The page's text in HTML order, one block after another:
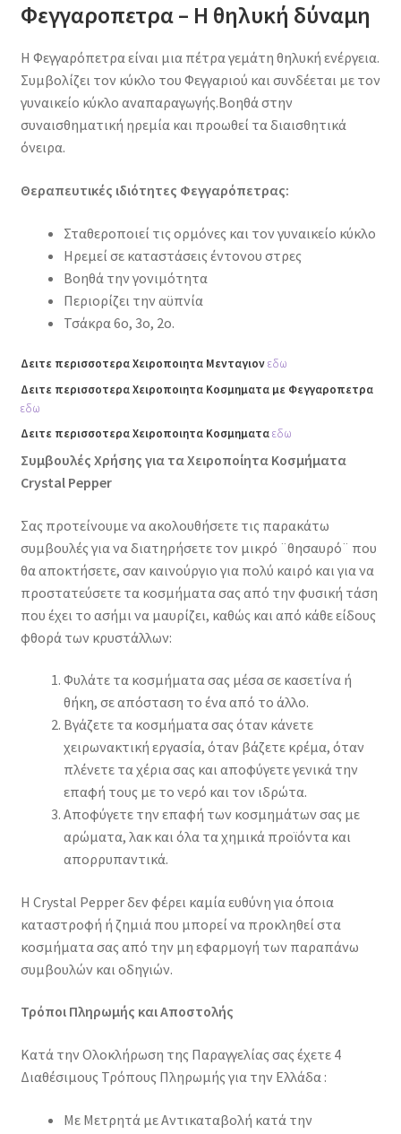
Φεγγαροπετρα– Η θηλυκή δύναμη
Η Φεγγαρόπετρα είναι μια πέτρα γεμάτη θηλυκή ενέργεια.
Συμβολίζει τον κύκλο του Φεγγαριού και συνδέεται με τον
γυναικείο κύκλο αναπαραγωγής.Βοηθά στην
συναισθηματική ηρεμία και προωθεί τα διαισθητικά
όνειρα.
Θεραπευτικές ιδιότητες Φεγγαρόπετρας:
Σταθεροποιεί τις ορμόνες και τον γυναικείο κύκλο
Ηρεμεί σε καταστάσεις έντονου στρες
Βοηθά την γονιμότητα
Περιορίζει την αϋπνία
Τσάκρα 6ο, 3ο, 2ο.
Δειτε περισσοτερα Χειροποιητα Μενταγιονεδω
Δειτε περισσοτερα Χειροποιητα Κοσμηματα με Φεγγαροπετρα
εδω
Δειτε περισσοτερα Χειροποιητα Κοσμηματαεδω
Συμβουλές Χρήσης για τα Χειροποίητα Κοσμήματα
Crystal Pepper
Σας προτείνουμε να ακολουθήσετε τις παρακάτω
συμβουλές για να διατηρήσετε τον μικρό ¨θησαυρό¨ που
θα αποκτήσετε, σαν καινούργιο για πολύ καιρό και για να
προστατεύσετε τα κοσμήματα σας από την φυσική τάση
που έχει το ασήμι να μαυρίζει, καθώς και από κάθε είδους
φθορά των κρυστάλλων:
Φυλάτε τα κοσμήματα σας μέσα σε κασετίνα ή
θήκη, σε απόσταση το ένα από το άλλο.
Βγάζετε τα κοσμήματα σας όταν κάνετε
χειρωνακτική εργασία, όταν βάζετε κρέμα, όταν
πλένετε τα χέρια σας και αποφύγετε γενικά την
επαφή τους με το νερό και τον ιδρώτα.
Αποφύγετε την επαφή των κοσμημάτων σας με
αρώματα, λακ και όλα τα χημικά προϊόντα και
απορρυπαντικά.
Η Crystal Pepper δεν φέρει καμία ευθύνη για όποια
καταστροφή ή ζημιά που μπορεί να προκληθεί στα
κοσμήματα σας από την μη εφαρμογή των παραπάνω
συμβουλών και οδηγιών.
Τρόποι Πληρωμής και Αποστολής
Κατά την Ολοκλήρωση της Παραγγελίας σας έχετε 4
Διαθέσιμους Τρόπους Πληρωμής για την Ελλάδα :
Με Μετρητά με Αντικαταβολή κατά την